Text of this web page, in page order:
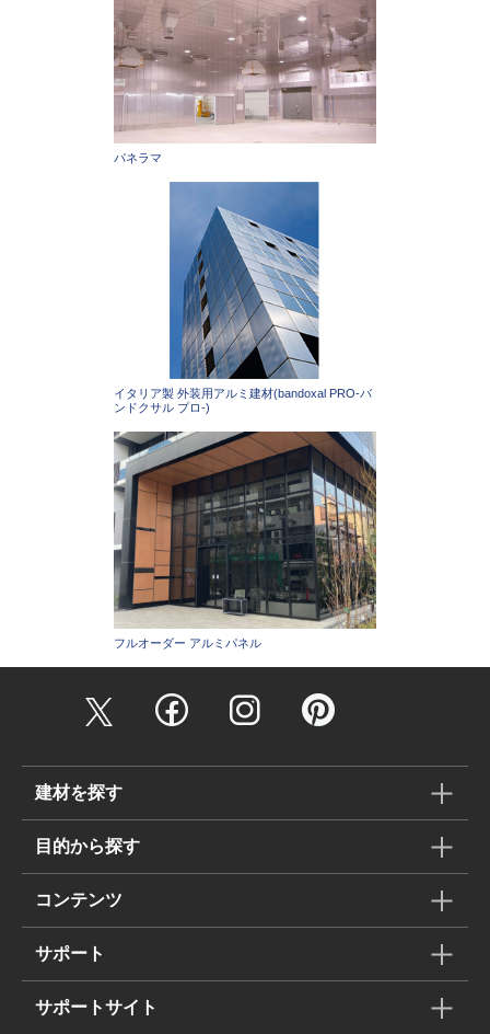
パネラマ
イタリア製 外装用アルミ建材(bandoxal PRO-バ
ンドクサル プロ-)
フルオーダー アルミパネル
建材を探す
目的から探す
コンテンツ
サポート
サポートサイト